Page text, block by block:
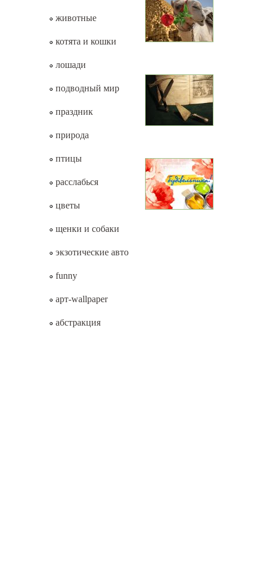
животные
котята и кошки
лошади
подводный мир
праздник
природа
птицы
расслабься
цветы
щенки и собаки
экзотические авто
funny
арт-wallpaper
абстракция